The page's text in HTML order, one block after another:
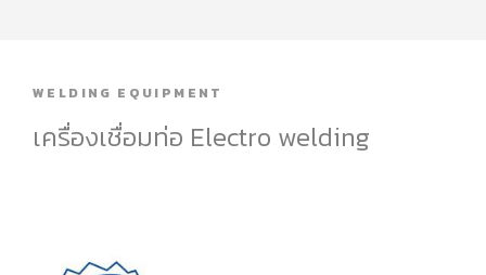
WELDING EQUIPMENT
เครื่องเชื่อมท่อ Electro welding